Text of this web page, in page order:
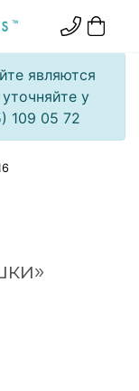
являются
у
109 05 72